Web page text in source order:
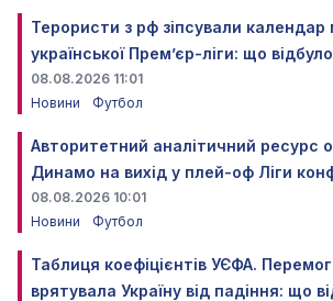
Терористи з рф зіпсували календар
української Прем’єр-ліги: що
08.08.2026 11:01
Новини
Футбол
Авторитетний аналітичний ресурс
Динамо на вихід у плей-оф Ліги
08.08.2026 10:01
Новини
Футбол
Таблиця коефіцієнтів УЄФА.
врятувала Україну від падіння: що